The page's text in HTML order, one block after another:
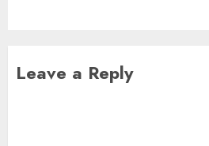
Leave a Reply